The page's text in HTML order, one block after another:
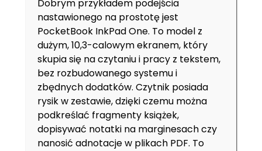
Dobrym przykładem podejścia
nastawionego na prostotę jest
PocketBook InkPad One. To model z
dużym, 10,3-calowym ekranem, który
skupia się na czytaniu i pracy z tekstem,
bez rozbudowanego systemu i
zbędnych dodatków. Czytnik posiada
rysik w zestawie, dzięki czemu można
podkreślać fragmenty książek,
dopisywać notatki na marginesach czy
nanosić adnotacje w plikach PDF. To